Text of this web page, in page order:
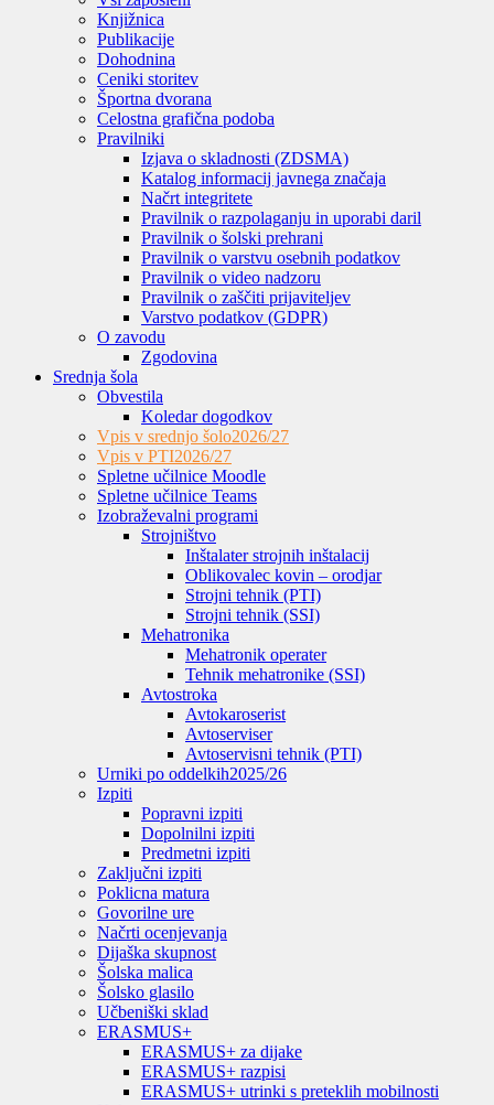
Knjižnica
Publikacije
Dohodnina
Ceniki storitev
Športna dvorana
Celostna grafična podoba
Pravilniki
Izjava o skladnosti (ZDSMA)
Katalog informacij javnega značaja
Načrt integritete
Pravilnik o razpolaganju in uporabi daril
Pravilnik o šolski prehrani
Pravilnik o varstvu osebnih podatkov
Pravilnik o video nadzoru
Pravilnik o zaščiti prijaviteljev
Varstvo podatkov (GDPR)
O zavodu
Zgodovina
Srednja šola
Obvestila
Koledar dogodkov
Vpis v srednjo šolo2026/27
Vpis v PTI2026/27
Spletne učilnice Moodle
Spletne učilnice Teams
Izobraževalni programi
Strojništvo
Inštalater strojnih inštalacij
Oblikovalec kovin – orodjar
Strojni tehnik (PTI)
Strojni tehnik (SSI)
Mehatronika
Mehatronik operater
Tehnik mehatronike (SSI)
Avtostroka
Avtokaroserist
Avtoserviser
Avtoservisni tehnik (PTI)
Urniki po oddelkih2025/26
Izpiti
Popravni izpiti
Dopolnilni izpiti
Predmetni izpiti
Zaključni izpiti
Poklicna matura
Govorilne ure
Načrti ocenjevanja
Dijaška skupnost
Šolska malica
Šolsko glasilo
Učbeniški sklad
ERASMUS+
ERASMUS+ za dijake
ERASMUS+ razpisi
ERASMUS+ utrinki s preteklih mobilnosti